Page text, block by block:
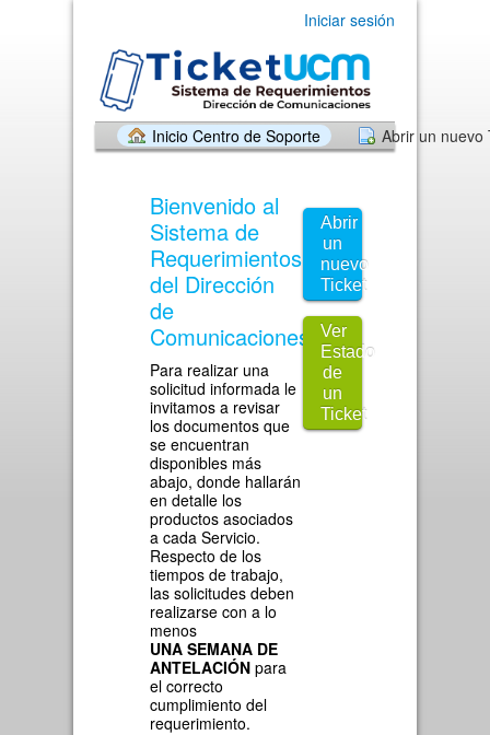
Iniciar sesión
Inicio Centro de Soporte Abrir un nuevo
Abrir
un
nuevo
Ticket
Ver
Estado
de
un
Ticket
Bienvenido al
Sistema de
Requerimientos
del Dirección
de
Comunicaciones.
Para realizar una
solicitud informada le
invitamos a revisar
los documentos que
se encuentran
disponibles más
abajo, donde hallarán
en detalle los
productos asociados
a cada Servicio.
Respecto de los
tiempos de trabajo,
las solicitudes deben
realizarse con a lo
menos
UNA SEMANA DE
ANTELACIÓN para
el correcto
cumplimiento del
requerimiento.